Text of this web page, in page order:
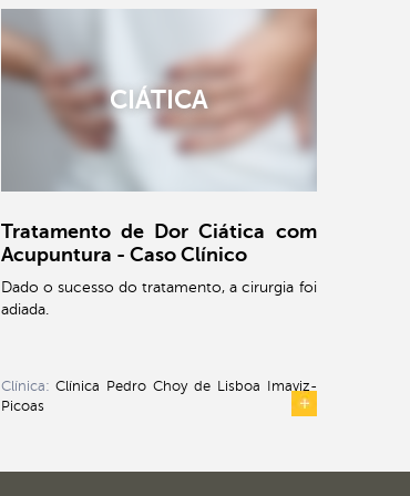
CIÁTICA
Tratamento de Dor Ciática com
Acupuntura - Caso Clínico
Dado o sucesso do tratamento, a cirurgia foi
adiada.
Clínica:Clínica Pedro Choy de Lisboa Imaviz-
Picoas